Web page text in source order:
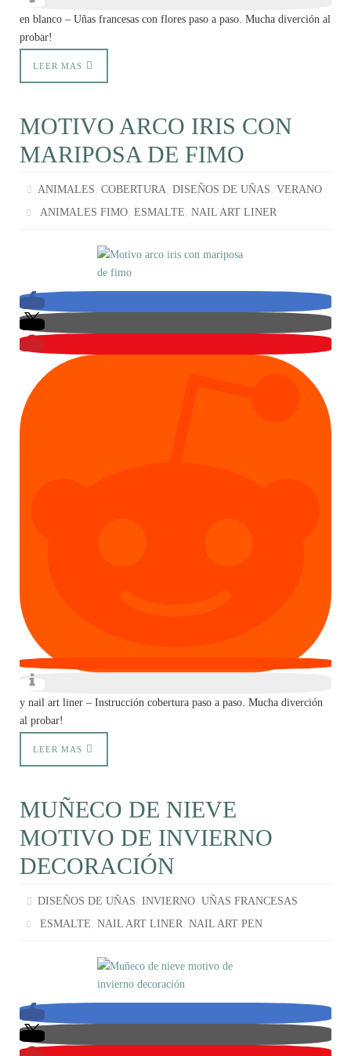
en blanco – Uñas francesas con flores paso a paso. Mucha diverción al
probar!
LEER MAS
MOTIVO ARCO IRIS CON
MARIPOSA DE FIMO
ANIMALES,COBERTURA,DISEÑOS DE UÑAS,VERANO
ANIMALES FIMO,ESMALTE,NAIL ART LINER
y nail art liner – Instrucción cobertura paso a paso. Mucha diverción
al probar!
LEER MAS
MUÑECO DE NIEVE
MOTIVO DE INVIERNO
DECORACIÓN
DISEÑOS DE UÑAS,INVIERNO,UÑAS FRANCESAS
ESMALTE,NAIL ART LINER,NAIL ART PEN